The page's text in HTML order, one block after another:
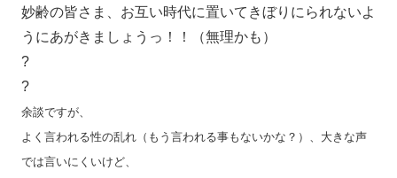
妙齢の皆さま、お互い時代に置いてきぼりにられないよ
うにあがきましょうっ！！（無理かも）
?
?
余談ですが、
よく言われる性の乱れ（もう言われる事もないかな？）、大きな声
では言いにくいけど、